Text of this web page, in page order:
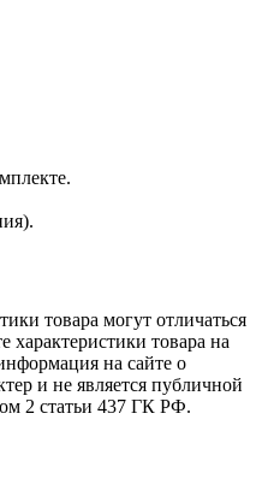
товара могут отличаться
характеристики товара на
на сайте о
и не является публичной
2 статьи 437 ГК РФ.